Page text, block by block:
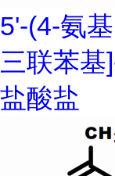
5'-(4-氨
三联苯基
盐酸盐